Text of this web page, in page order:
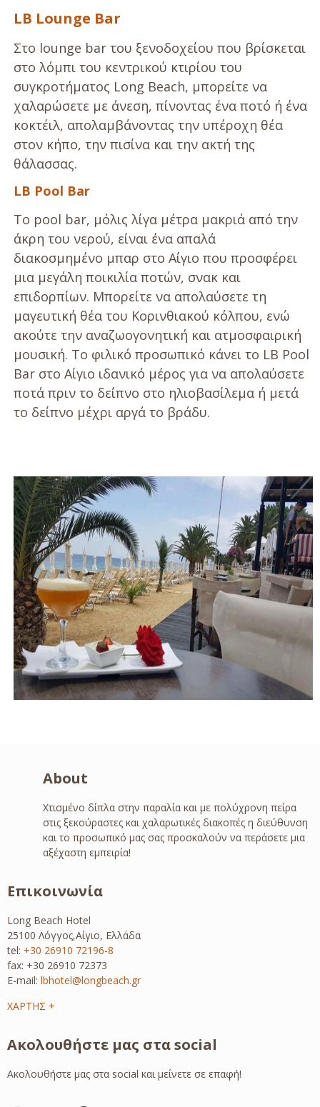
LB Lounge Bar
Στο lounge bar του ξενοδοχείου που βρίσκεται
στο λόμπι του κεντρικού κτιρίου του
συγκροτήματος Long Beach, μπορείτε να
χαλαρώσετε με άνεση, πίνοντας ένα ποτό ή ένα
κοκτέιλ, απολαμβάνοντας την υπέροχη θέα
στον κήπο, την πισίνα και την ακτή της
θάλασσας.
LB Pool Bar
Το pool bar, μόλις λίγα μέτρα μακριά από την
άκρη του νερού, είναι ένα απαλά
διακοσμημένο μπαρ στο Αίγιο που προσφέρει
μια μεγάλη ποικιλία ποτών, σνακ και
επιδορπίων. Μπορείτε να απολαύσετε τη
μαγευτική θέα του Κορινθιακού κόλπου, ενώ
ακούτε την αναζωογονητική και ατμοσφαιρική
μουσική. Το φιλικό προσωπικό κάνει το LB Pool
Bar στο Αίγιο ιδανικό μέρος για να απολαύσετε
ποτά πριν το δείπνο στο ηλιοβασίλεμα ή μετά
το δείπνο μέχρι αργά το βράδυ.
About
Χτισμένο δίπλα στην παραλία και με πολύχρονη πείρα
στις ξεκούραστες και χαλαρωτικές διακοπές η διεύθυνση
και το προσωπικό μας σας προσκαλούν να περάσετε μια
αξέχαστη εμπειρία!
Επικοινωνία
Long Beach Hotel
25100 Λόγγος,Αίγιο, Ελλάδα
tel: +30 26910 72196-8
fax: +30 26910 72373
E-mail: lbhotel@longbeach.gr
ΧΑΡΤΗΣ +
Ακολουθήστε μας στα social
Ακολουθήστε μας στα social και μείνετε σε επαφή!